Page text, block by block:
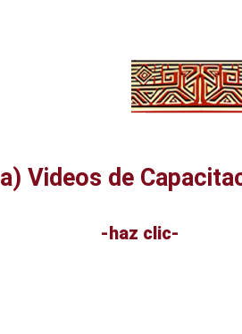
a) Videos de
-haz clic-